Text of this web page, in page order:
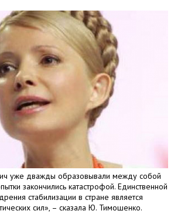
уже дважды образовывали между собой
закончились катастрофой. Единственной
стабилизации в стране является
сил», – сказала Ю. Тимошенко.